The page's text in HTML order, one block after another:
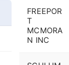
FREEPOR
T
MCMORA
N INC